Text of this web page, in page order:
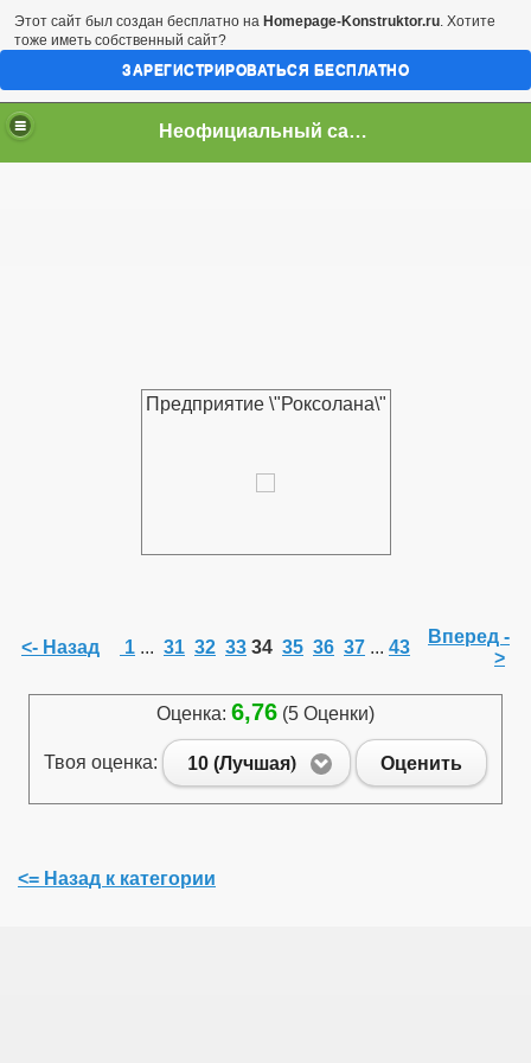
Неофициальный сайт город Арциз
Предприятие \"Роксолана\"
<- Назад 1 ... 31 32 33 34 35 36 37 ... 43
Вперед -
>
Оценка: 6,76 (5 Оценки)
Твоя оценка: 10 (Лучшая) Оценить
<= Назад к категории
Этот сайт был создан бесплатно на Homepage-Konstruktor.ru. Хотите
тоже иметь собственный сайт?
ЗАРЕГИСТРИРОВАТЬСЯ БЕСПЛАТНО